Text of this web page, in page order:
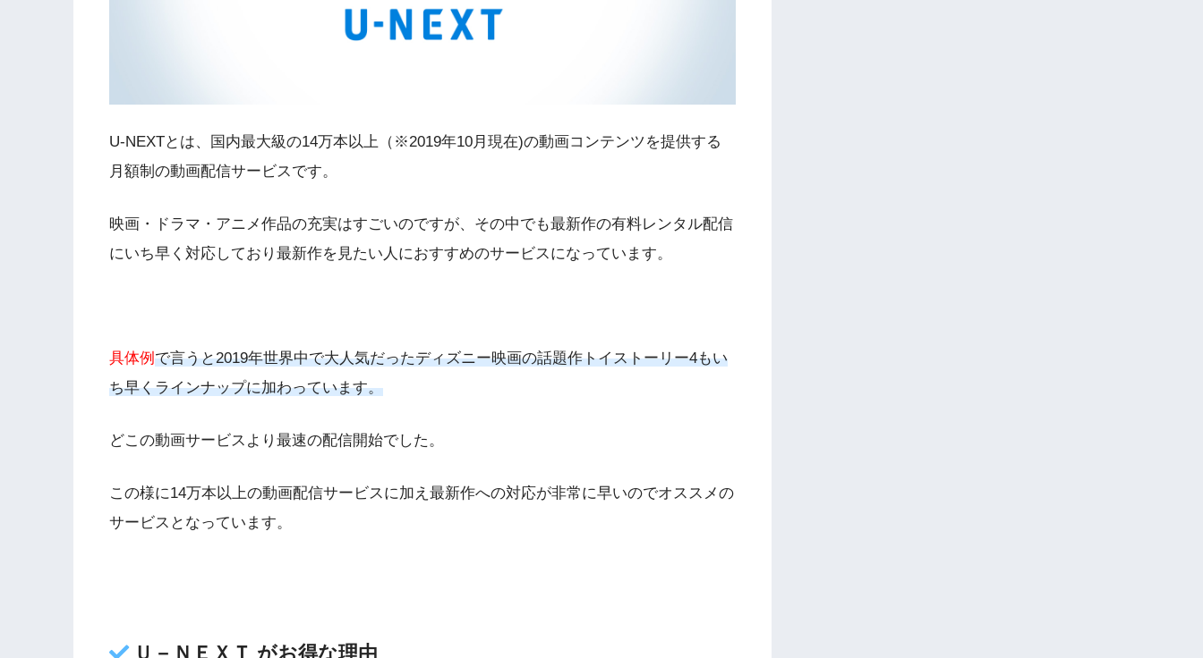
U-NEXTとは、国内最大級の14万本以上（※2019年10月現在)の動画コンテンツを提供する
月額制の動画配信サービスです。
映画・ドラマ・アニメ作品の充実はすごいのですが、その中でも最新作の有料レンタル配信
にいち早く対応しており最新作を見たい人におすすめのサービスになっています。
具体例 で言うと2019年世界中で大人気だったディズニー映画の話題作トイストーリー4もい
ち早くラインナップに加わっています。
どこの動画サービスより最速の配信開始でした。
この様に14万本以上の動画配信サービスに加え最新作への対応が非常に早いのでオススメの
サービスとなっています。
Ｕ－ＮＥＸＴ がお得な理由